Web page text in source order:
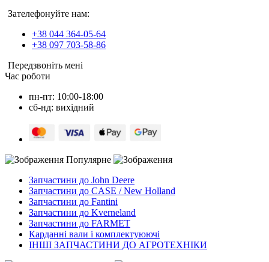
Зателефонуйте нам:
+38 044 364-05-64
+38 097 703-58-86
Передзвоніть мені
Час роботи
пн-пт: 10:00-18:00
сб-нд: вихідний
Популярне
Запчастини до John Deere
Запчастини до CASE / New Holland
Запчастини до Fantini
Запчастини до Kverneland
Запчастини до FARMET
Карданні вали і комплектуюючі
ІНШІ ЗАПЧАСТИНИ ДО АГРОТЕХНІКИ